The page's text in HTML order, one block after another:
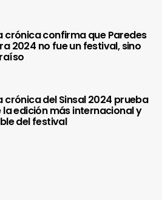
crónica confirma que Paredes
2024 no fue un festival, sino
crónica del Sinsal 2024 prueba
la edición más internacional y
del festival